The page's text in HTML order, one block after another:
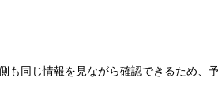
も同じ情報を見ながら確認できるため、